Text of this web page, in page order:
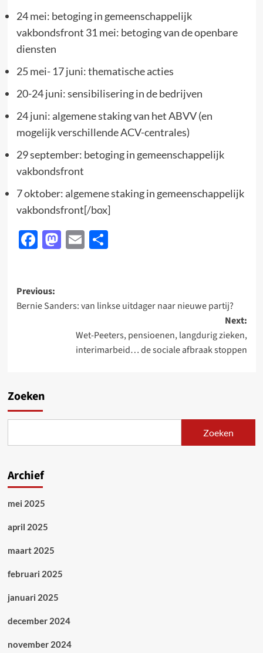
24 mei: betoging in gemeenschappelijk
vakbondsfront 31 mei: betoging van de openbare
diensten
25 mei- 17 juni: thematische acties
20-24 juni: sensibilisering in de bedrijven
24 juni: algemene staking van het ABVV (en
mogelijk verschillende ACV-centrales)
29 september: betoging in gemeenschappelijk
vakbondsfront
7 oktober: algemene staking in gemeenschappelijk
vakbondsfront[/box]
Facebook
Mastodon
EmailDelen
Post
navigation
Previous:
Bernie Sanders: van linkse uitdager naar nieuwe partij?
Next:
Wet-Peeters, pensioenen, langdurig zieken,
interimarbeid… de sociale afbraak stoppen
Zoeken
Zoeken
Archief
mei 2025
april 2025
maart 2025
februari 2025
januari 2025
december 2024
november 2024